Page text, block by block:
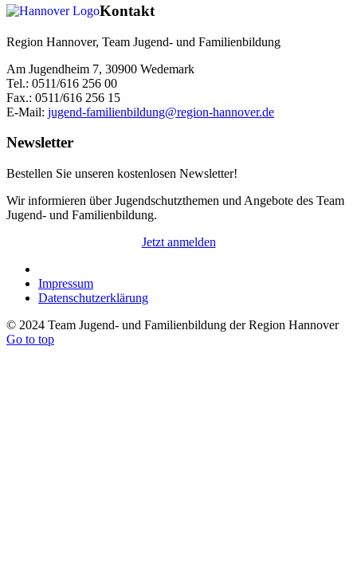
Kontakt
Region Hannover, Team Jugend- und Familienbildung
Am Jugendheim 7, 30900 Wedemark
Tel.: 0511/616 256 00
Fax.: 0511/616 256 15
E-Mail: jugend-familienbildung@region-hannover.de
Newsletter
Bestellen Sie unseren kostenlosen Newsletter!
Wir informieren über Jugendschutzthemen und Angebote des Team
Jugend- und Familienbildung.
Jetzt anmelden
Impressum
Datenschutzerklärung
© 2024 Team Jugend- und Familienbildung der Region Hannover
Go to top